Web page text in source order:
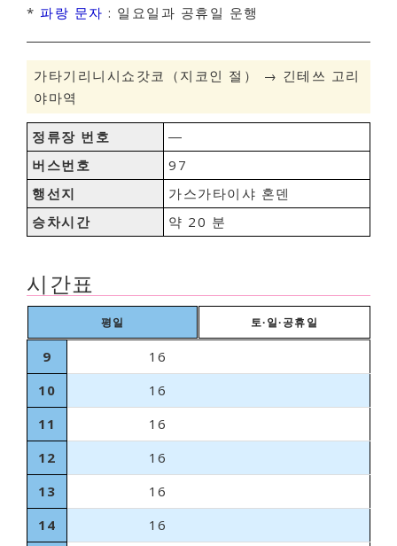
* 파랑 문자 : 일요일과 공휴일 운행
가타기리니시쇼갓코（지코인 절） → 긴테쓰 고리
야마역
정류장 번호
―
버스번호
97
행선지
가스가타이샤 혼덴
승차시간
약 20 분
시간표
평일 토∙일∙공휴일
9
16
10
16
11
16
12
16
13
16
14
16